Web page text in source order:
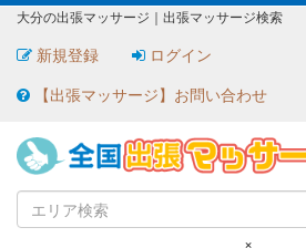
大分の出張マッサージ｜出張マッサージ検索
新規登録
ログイン
【出張マッサージ】お問い合わせ
×